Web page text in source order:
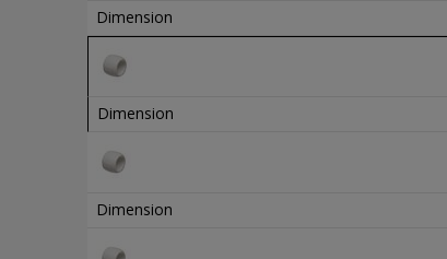
Dimension
Dimension
Dimension